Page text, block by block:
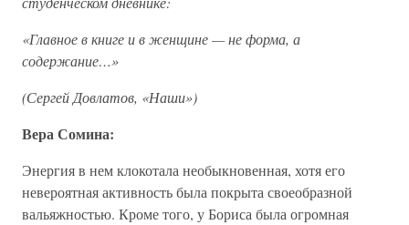
«Главное в книге и в женщине — не форма, а
содержание…»
(Сергей Довлатов, «Наши»)
Вера Сомина:
Энергия в нем клокотала необыкновенная, хотя его
невероятная активность была покрыта своеобразной
вальяжностью. Кроме того, у Бориса была огромная